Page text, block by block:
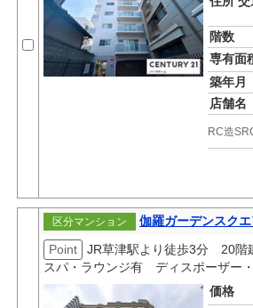
階数
専有面
築年月
店舗名
RC造
区分マンション
伽羅ガーデンスク
Point
JR草津駅より徒歩3分 20
スパ・ラウンジ有 ディスポーザー
価格